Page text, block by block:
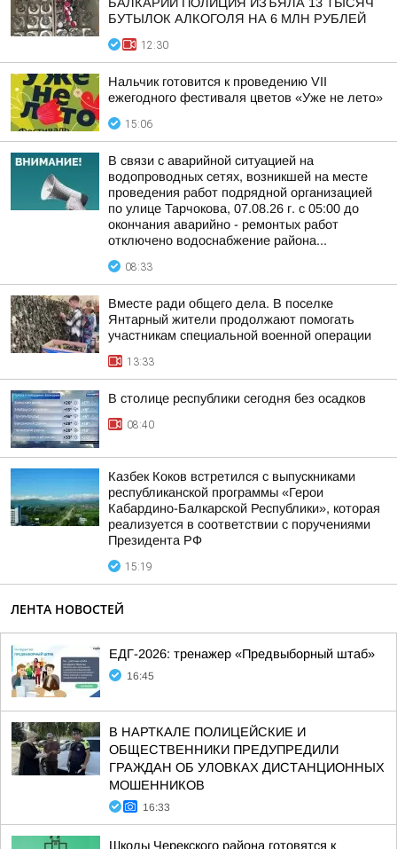
БУТЫЛОК АЛКОГОЛЯ НА 6 МЛН РУБЛЕЙ
12:30
Нальчик готовится к проведению VII
ежегодного фестиваля цветов «Уже не лето»
15:06
В связи с аварийной ситуацией на
водопроводных сетях, возникшей на месте
проведения работ подрядной организацией
по улице Тарчокова, 07.08.26 г. с 05:00 до
окончания аварийно - ремонтых работ
отключено водоснабжение района...
08:33
Вместе ради общего дела. В поселке
Янтарный жители продолжают помогать
участникам специальной военной операции
13:33
В столице республики сегодня без осадков
08:40
Казбек Коков встретился с выпускниками
республиканской программы «Герои
Кабардино-Балкарской Республики», которая
реализуется в соответствии с поручениями
Президента РФ
15:19
ЛЕНТА НОВОСТЕЙ
ЕДГ-2026: тренажер «Предвыборный штаб»
16:45
В НАРТКАЛЕ ПОЛИЦЕЙСКИЕ И
ОБЩЕСТВЕННИКИ ПРЕДУПРЕДИЛИ
ГРАЖДАН ОБ УЛОВКАХ ДИСТАНЦИОННЫХ
МОШЕННИКОВ
16:33
Школы Черекского района готовятся к